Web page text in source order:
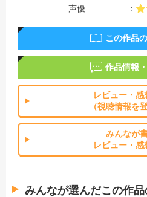
声優
この作品
作品情報
レビュー・感
（視聴情報を
みんなが
レビュー・感
みんなが選んだこの作